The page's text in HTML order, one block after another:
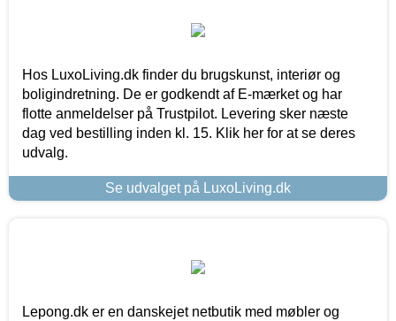
Hos LuxoLiving.dk finder du brugskunst, interiør og
boligindretning. De er godkendt af E-mærket og har
flotte anmeldelser på Trustpilot. Levering sker næste
dag ved bestilling inden kl. 15. Klik her for at se deres
udvalg.
Se udvalget på LuxoLiving.dk
Lepong.dk er en danskejet netbutik med møbler og